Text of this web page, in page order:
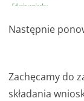
Następnie
Zachęcamy do
składania